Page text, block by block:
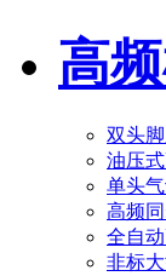
高
双头
油压
单头
高频
全自
非标